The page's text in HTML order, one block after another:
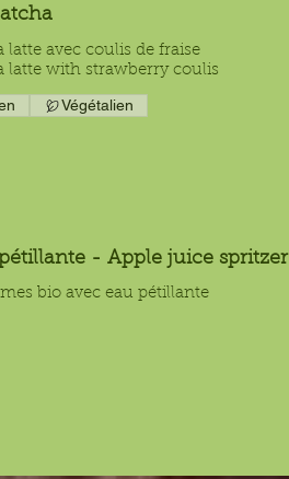
latte avec coulis de fraise
latte with strawberry coulis
Végétalien
- Apple juice spritzer
bio avec eau pétillante